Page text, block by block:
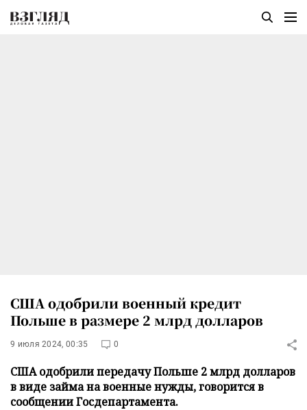
США одобрили военный кредит
Польше в размере 2 млрд долларов
9 июля 2024, 00:35 0
США одобрили передачу Польше 2 млрд долларов
в виде займа на военные нужды, говорится в
сообщении Госдепартамента.